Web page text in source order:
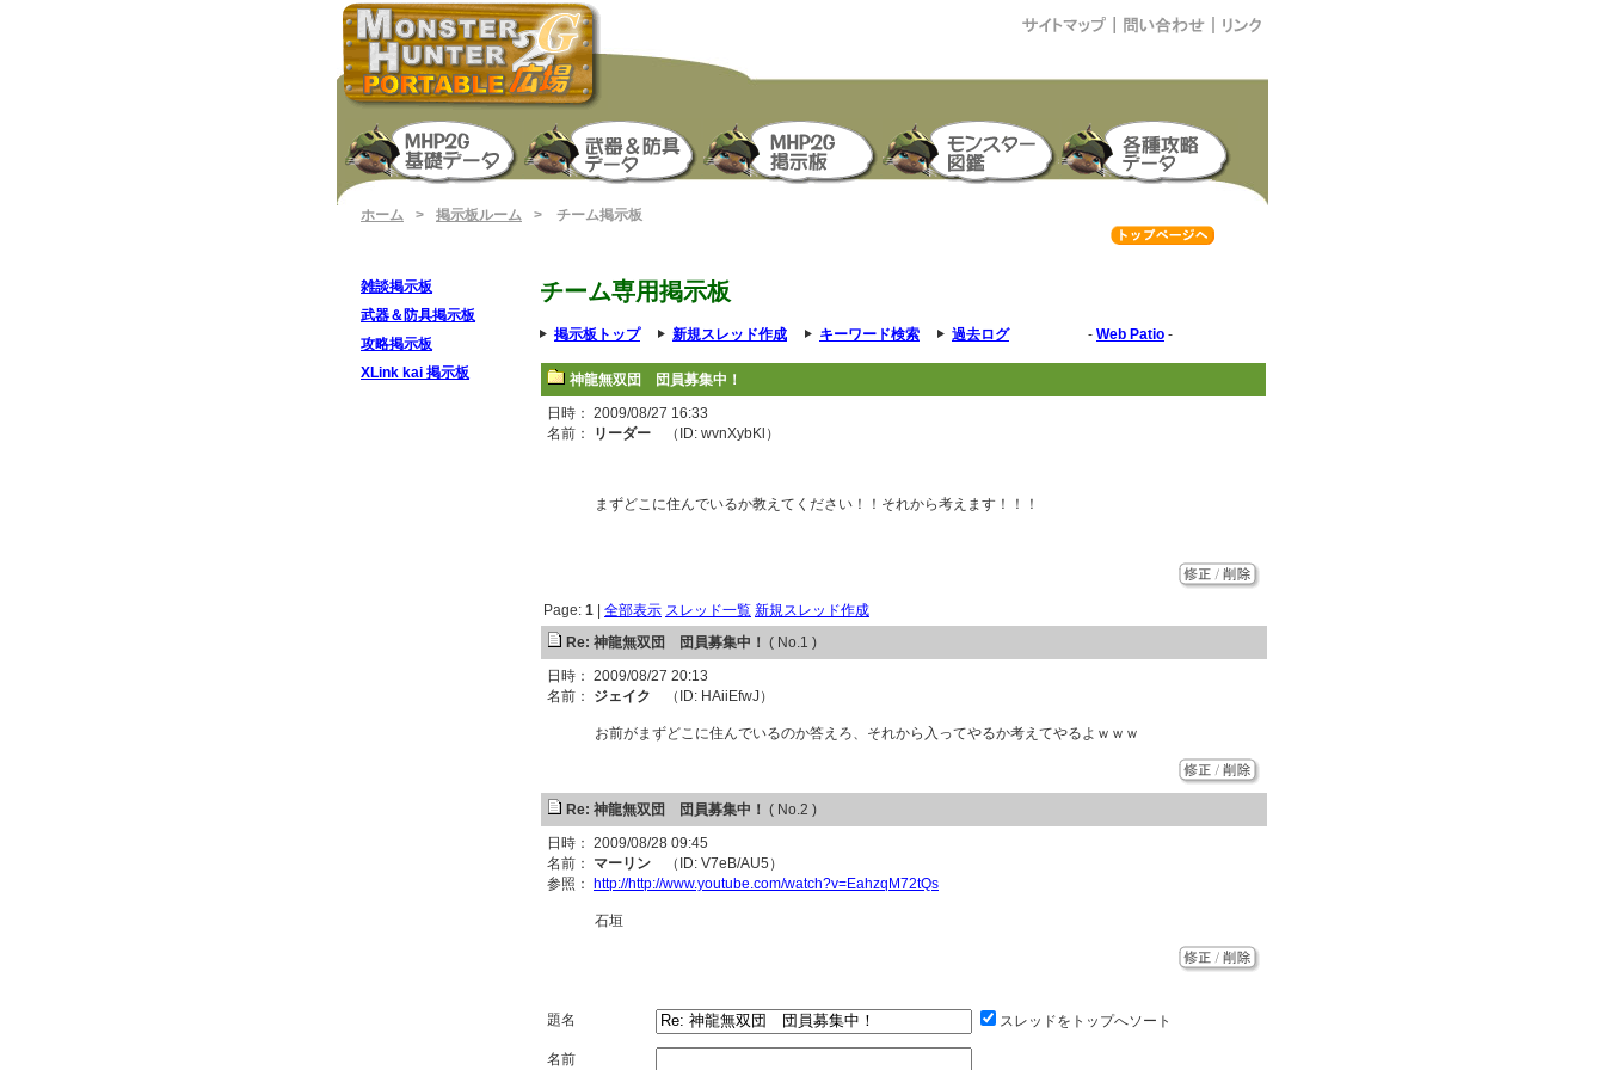
ホーム > 掲示板ルーム > チーム掲示板
雑談掲示板
武器＆防具掲示板
攻略掲示板
XLink kai 掲示板
チーム専用掲示板
掲示板トップ 新規スレッド作成 キーワード検索 過去ログ - Web Patio -
神龍無双団 団員募集中！
日時： 2009/08/27 16:33
名前：
リーダー （ID: wvnXybKl）
まずどこに住んでいるか教えてください！！それから考えます！！！
Page: 1 全部表示 スレッド一覧 新規スレッド作成
Re: 神龍無双団 団員募集中！ ( No.1 )
日時： 2009/08/27 20:13
名前： ジェイク （ID: HAiiEfwJ）
お前がまずどこに住んでいるのか答えろ、それから入ってやるか考えてやるよｗｗｗ
Re: 神龍無双団 団員募集中！ ( No.2 )
日時： 2009/08/28 09:45
名前： マーリン （ID: V7eB/AU5）
参照： http://http://www.youtube.com/watch?v=EahzqM72tQs
石垣
題名 スレッドをトップへソート
名前